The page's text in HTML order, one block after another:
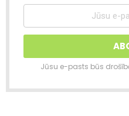
Jūsu e-pasts būs